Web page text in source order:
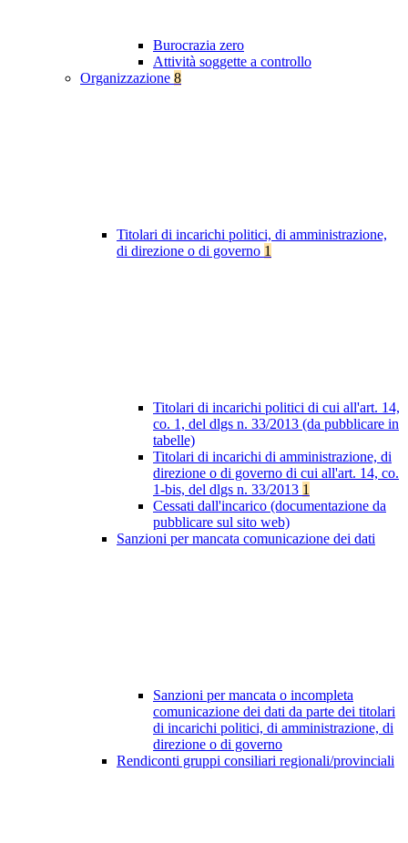
Burocrazia zero
Attività soggette a controllo
Organizzazione 8
Titolari di incarichi politici, di amministrazione,
di direzione o di governo 1
Titolari di incarichi politici di cui all'art. 14,
co. 1, del dlgs n. 33/2013 (da pubblicare in
tabelle)
Titolari di incarichi di amministrazione, di
direzione o di governo di cui all'art. 14, co.
1-bis, del dlgs n. 33/2013 1
Cessati dall'incarico (documentazione da
pubblicare sul sito web)
Sanzioni per mancata comunicazione dei dati
Sanzioni per mancata o incompleta
comunicazione dei dati da parte dei titolari
di incarichi politici, di amministrazione, di
direzione o di governo
Rendiconti gruppi consiliari regionali/provinciali